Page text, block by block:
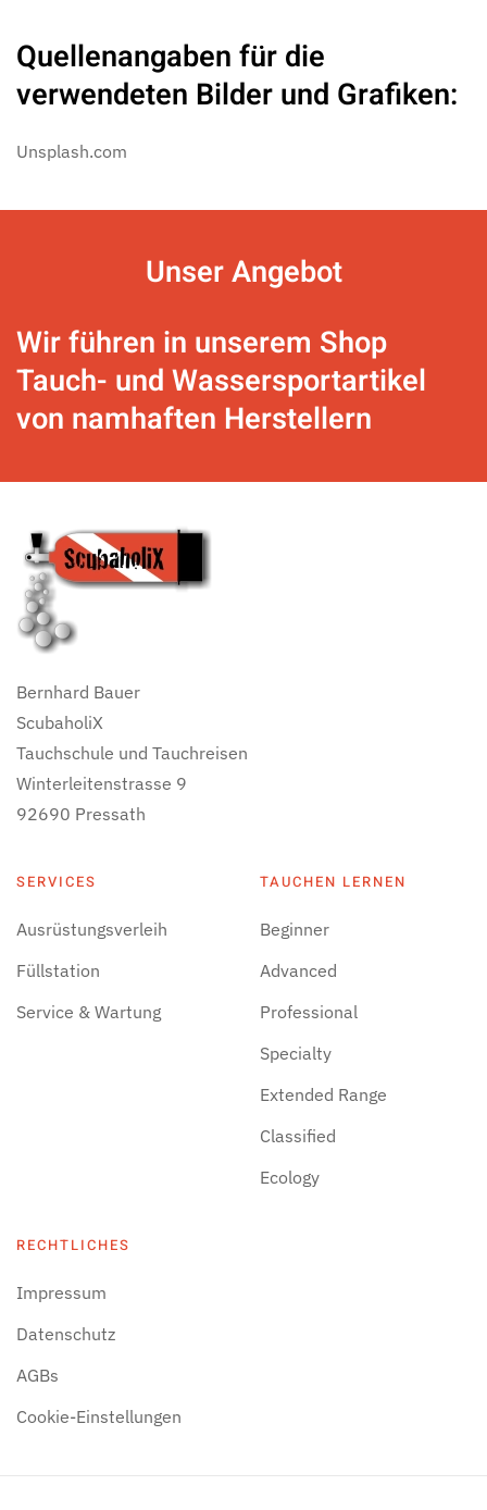
Quellenangaben für die
verwendeten Bilder und Grafiken:
Unsplash.com
UnserAngebot
Wir führen in unserem Shop
Tauch- und Wassersportartikel
von namhaften Herstellern
Bernhard Bauer
ScubaholiX
Tauchschule und Tauchreisen
Winterleitenstrasse 9
92690 Pressath
SERVICES
Ausrüstungsverleih
Füllstation
Service & Wartung
TAUCHEN LERNEN
Beginner
Advanced
Professional
Specialty
Extended Range
Classified
Ecology
RECHTLICHES
Impressum
Datenschutz
AGBs
Cookie-Einstellungen